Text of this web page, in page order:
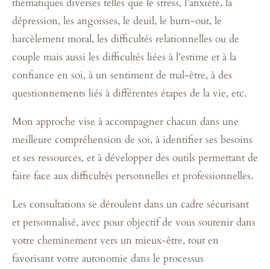
thématiques diverses telles que le stress, l’anxiété, la
dépression, les angoisses, le deuil, le burn-out, le
harcèlement moral, les difficultés relationnelles ou de
couple mais aussi les difficultés liées à l’estime et à la
confiance en soi, à un sentiment de mal-être, à des
questionnements liés à différentes étapes de la vie, etc.
Mon approche vise à accompagner chacun dans une
meilleure compréhension de soi, à identifier ses besoins
et ses ressources, et à développer des outils permettant de
faire face aux difficultés personnelles et professionnelles.
Les consultations se déroulent dans un cadre sécurisant
et personnalisé, avec pour objectif de vous soutenir dans
votre cheminement vers un mieux-être, tout en
favorisant votre autonomie dans le processus